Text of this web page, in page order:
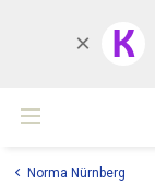
K
Norma Nürnberg